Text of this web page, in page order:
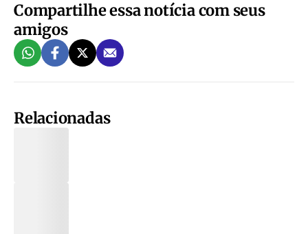
Compartilhe essa notícia com seus
amigos
Relacionadas